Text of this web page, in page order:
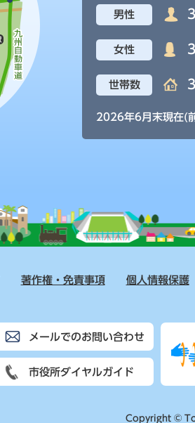
男性
女性
世帯数
2026年6月末現在(
著作権・免責事項 個人情報保護
メールでのお問い合わせ
市役所ダイヤルガイド
Copyright ©